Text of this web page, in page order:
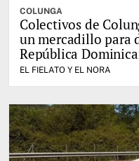
COLUNGA
Colectivos de
un mercadillo para
República
EL FIELATO Y EL NORA